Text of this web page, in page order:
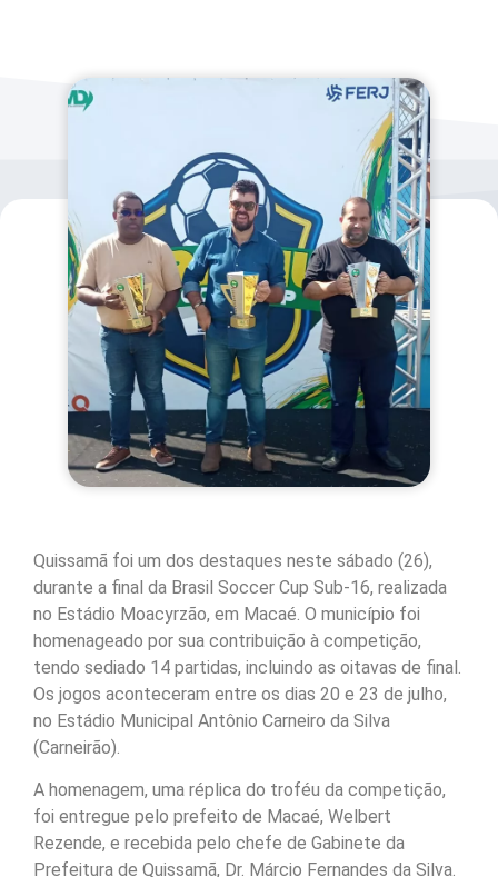
Quissamã foi um dos destaques neste sábado (26),
durante a final da Brasil Soccer Cup Sub-16, realizada
no Estádio Moacyrzão, em Macaé. O município foi
homenageado por sua contribuição à competição,
tendo sediado 14 partidas, incluindo as oitavas de final.
Os jogos aconteceram entre os dias 20 e 23 de julho,
no Estádio Municipal Antônio Carneiro da Silva
(Carneirão).
A homenagem, uma réplica do troféu da competição,
foi entregue pelo prefeito de Macaé, Welbert
Rezende, e recebida pelo chefe de Gabinete da
Prefeitura de Quissamã, Dr. Márcio Fernandes da Silva.